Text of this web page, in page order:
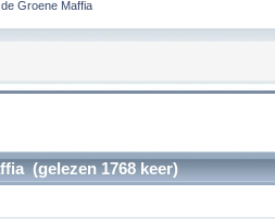
Groene Maffia
(gelezen 1768 keer)